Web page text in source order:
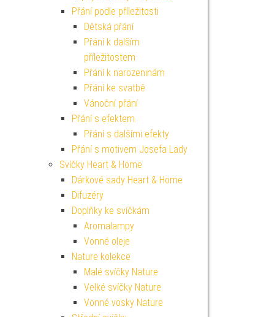
Přání podle příležitosti
Dětská přání
Přání k dalším
příležitostem
Přání k narozeninám
Přání ke svatbě
Vánoční přání
Přání s efektem
Přání s dalšími efekty
Přání s motivem Josefa Lady
Svíčky Heart & Home
Dárkové sady Heart & Home
Difuzéry
Doplňky ke svíčkám
Aromalampy
Vonné oleje
Nature kolekce
Malé svíčky Nature
Velké svíčky Nature
Vonné vosky Nature